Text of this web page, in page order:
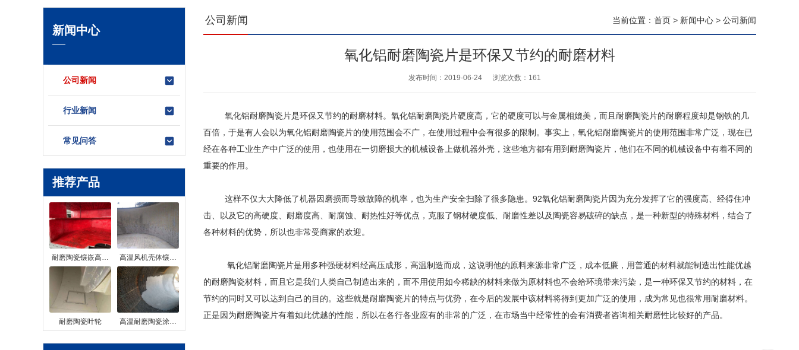
新闻中心
公司新闻
行业新闻
常见问答
推荐产品
耐磨陶瓷镶嵌高… 高温风机壳体镶…
耐磨陶瓷叶轮 高温耐磨陶瓷涂…
当前位置： 首页 > 新闻中心 > 公司新闻
公司新闻
氧化铝耐磨陶瓷片是环保又节约的耐磨材料
发布时间：2019-06-24 浏览次数： 161
氧化铝耐磨陶瓷片是环保又节约的耐磨材料。氧化铝耐磨陶瓷片硬度高，它的硬度可以与金属相媲美，而且耐磨陶瓷片的耐磨程度却是钢铁的几
百倍，于是有人会以为氧化铝耐磨陶瓷片的使用范围会不广，在使用过程中会有很多的限制。事实上，氧化铝耐磨陶瓷片的使用范围非常广泛，现在已
经在各种工业生产中广泛的使用，也使用在一切磨损大的机械设备上做机器外壳，这些地方都有用到耐磨陶瓷片，他们在不同的机械设备中有着不同的
重要的作用。
这样不仅大大降低了机器因磨损而导致故障的机率，也为生产安全扫除了很多隐患。92氧化铝耐磨陶瓷片因为充分发挥了它的强度高、经得住冲
击、以及它的高硬度、耐磨度高、耐腐蚀、耐热性好等优点，克服了钢材硬度低、耐磨性差以及陶瓷容易破碎的缺点，是一种新型的特殊材料，结合了
各种材料的优势，所以也非常受商家的欢迎。
氧化铝耐磨陶瓷片是用多种强硬材料经高压成形，高温制造而成，这说明他的原料来源非常广泛，成本低廉，用普通的材料就能制造出性能优越
的耐磨陶瓷材料，而且它是我们人类自己制造出来的，而不用使用如今稀缺的材料来做为原材料也不会给环境带来污染，是一种环保又节约的材料，在
节约的同时又可以达到自己的目的。这些就是耐磨陶瓷片的特点与优势，在今后的发展中该材料将得到更加广泛的使用，成为常见也很常用耐磨材料。
正是因为耐磨陶瓷片有着如此优越的性能，所以在各行各业应有的非常的广泛，在市场当中经常性的会有消费者咨询相关耐磨性比较好的产品。